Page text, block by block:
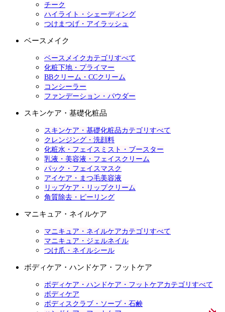
チーク
ハイライト・シェーディング
つけまつげ・アイラッシュ
ベースメイク
ベースメイクカテゴリすべて
化粧下地・プライマー
BBクリーム・CCクリーム
コンシーラー
ファンデーション・パウダー
スキンケア・基礎化粧品
スキンケア・基礎化粧品カテゴリすべて
クレンジング・洗顔料
化粧水・フェイスミスト・ブースター
乳液・美容液・フェイスクリーム
パック・フェイスマスク
アイケア・まつ毛美容液
リップケア・リップクリーム
角質除去・ピーリング
マニキュア・ネイルケア
マニキュア・ネイルケアカテゴリすべて
マニキュア・ジェルネイル
つけ爪・ネイルシール
ボディケア・ハンドケア・フットケア
ボディケア・ハンドケア・フットケアカテゴリすべて
ボディケア
ボディスクラブ・ソープ・石鹸